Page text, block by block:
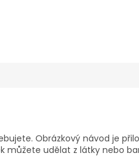
Obrázkový návod je
můžete udělat z látky nebo